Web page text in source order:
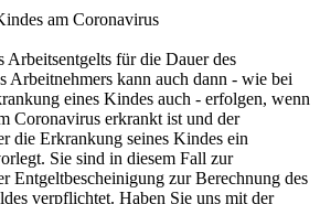
am Coronavirus
Arbeitsentgelts für die Dauer des
Arbeitnehmers kann auch dann - wie bei
eines Kindes auch - erfolgen, wenn
Coronavirus erkrankt ist und der
die Erkrankung seines Kindes ein
Sie sind in diesem Fall zur
Entgeltbescheinigung zur Berechnung des
verpflichtet. Haben Sie uns mit der